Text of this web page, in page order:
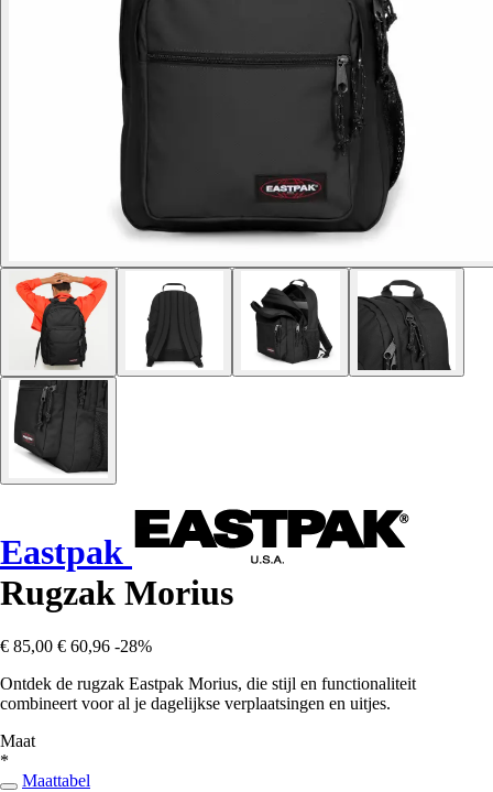
Eastpak
Rugzak Morius
€ 85,00 € 60,96 -28%
Ontdek de rugzak Eastpak Morius, die stijl en functionaliteit
combineert voor al je dagelijkse verplaatsingen en uitjes.
Maat
*
Maattabel